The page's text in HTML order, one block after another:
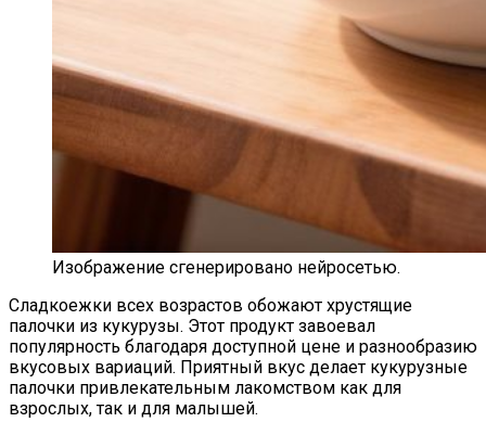
Изображение сгенерировано нейросетью.
Сладкоежки всех возрастов обожают хрустящие
палочки из кукурузы. Этот продукт завоевал
популярность благодаря доступной цене и разнообразию
вкусовых вариаций. Приятный вкус делает кукурузные
палочки привлекательным лакомством как для
взрослых, так и для малышей.